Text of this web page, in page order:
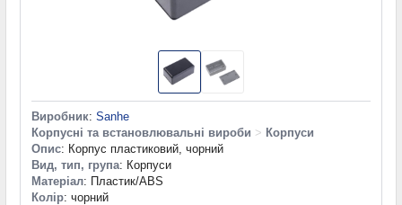
Виробник: Sanhe
Корпусні та встановлювальні вироби > Корпуси
Опис: Корпус пластиковий, чорний
Вид, тип, група: Корпуси
Матеріал: Пластик/ABS
Колір: чорний